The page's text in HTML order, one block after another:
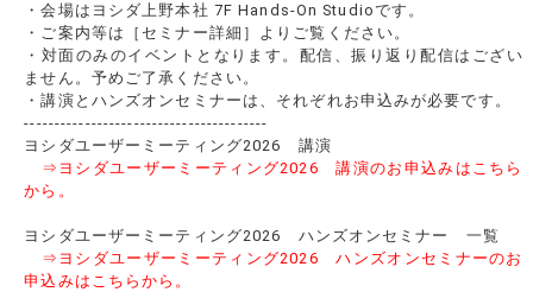
・会場はヨシダ上野本社 7F Hands-On Studioです。
・ご案内等は［セミナー詳細］よりご覧ください。
・対面のみのイベントとなります。配信、振り返り配信はござい
ません。予めご了承ください。
・講演とハンズオンセミナーは、それぞれお申込みが必要です。
----------------------------------------
ヨシダユーザーミーティング2026 講演
⇒ヨシダユーザーミーティング2026 講演のお申込みはこちら
から。
ヨシダユーザーミーティング2026 ハンズオンセミナー 一覧
⇒ヨシダユーザーミーティング2026 ハンズオンセミナーのお
申込みはこちらから。